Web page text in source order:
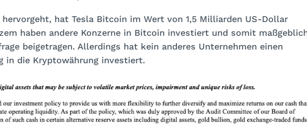
hat Tesla Bitcoin im Wert von 1,5 Milliarden US-Dollar
haben andere Konzerne in Bitcoin investiert und somit
beigetragen. Allerdings hat kein anderes Unternehmen einen
in die Kryptowährung investiert.